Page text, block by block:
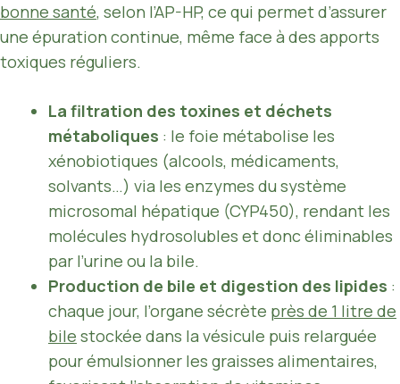
bonne santé, selon l’AP-HP, ce qui permet d’assurer
une épuration continue, même face à des apports
toxiques réguliers.
La filtration des toxines et déchets
métaboliques : le foie métabolise les
xénobiotiques (alcools, médicaments,
solvants…) via les enzymes du système
microsomal hépatique (CYP450), rendant les
molécules hydrosolubles et donc éliminables
par l’urine ou la bile.
Production de bile et digestion des lipides :
chaque jour, l’organe sécrète près de 1 litre de
bile stockée dans la vésicule puis relarguée
pour émulsionner les graisses alimentaires,